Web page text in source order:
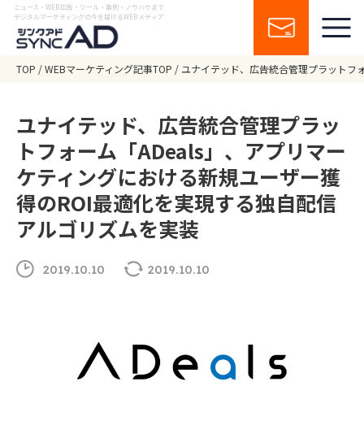
ニュース・WEB広告・ツール・事例・ノウハウまで
デジタルマーケティングの今を届けるWEBメディア
TOP WEBマーケティング記事TOP ユナイテッド、広告統合管理プラットフ
ユナイテッド、広告統合管理プラッ
トフォーム「ADeals」、アプリマー
ケティングにおける新規ユーザー獲
得のROI最適化を実現する独自配信
アルゴリズムを実装
2019.10.10 2019.10.10